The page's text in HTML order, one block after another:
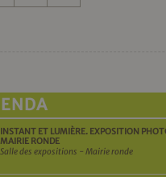
INSTANT ET LUMIÈRE. EXPOSITION
MAIRIE RONDE
Salle des expositions - Mairie ronde